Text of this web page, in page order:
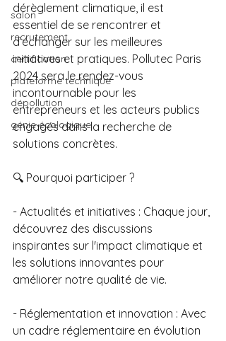
salon
recrutement
certification
plateforme technique
dépollution
génie écologique
dérèglement climatique, il est
essentiel de se rencontrer et
d’échanger sur les meilleures
initiatives et pratiques. Pollutec Paris
2024 sera le rendez-vous
incontournable pour les
entrepreneurs et les acteurs publics
engagés dans la recherche de
solutions concrètes.
🔍 Pourquoi participer ?
- Actualités et initiatives : Chaque jour,
découvrez des discussions
inspirantes sur l'impact climatique et
les solutions innovantes pour
améliorer notre qualité de vie.
- Réglementation et innovation : Avec
un cadre réglementaire en évolution